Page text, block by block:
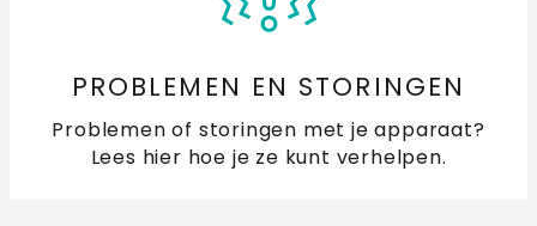
PROBLEMEN EN STORINGEN
Problemen of storingen met je apparaat?
Lees hier hoe je ze kunt verhelpen.